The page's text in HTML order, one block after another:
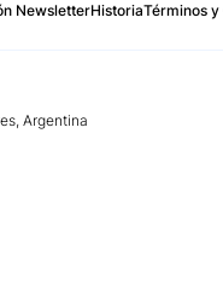
NewsletterHistoriaTérminos
Argentina